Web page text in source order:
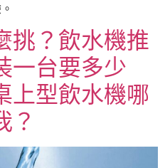
挑？飲水機推
一台要多少
上型飲水機哪
？